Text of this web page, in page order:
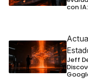
con
Jeff